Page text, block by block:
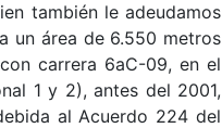
también le adeudamos
un área de 6.550 metros
carrera 6aC-09, en el
1 y 2), antes del 2001,
al Acuerdo 224 del